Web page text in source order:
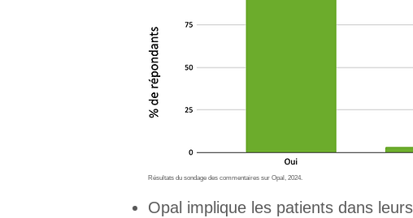
Résultats du sondage des commentaires sur Opal, 2024.
Opal implique les patients dans